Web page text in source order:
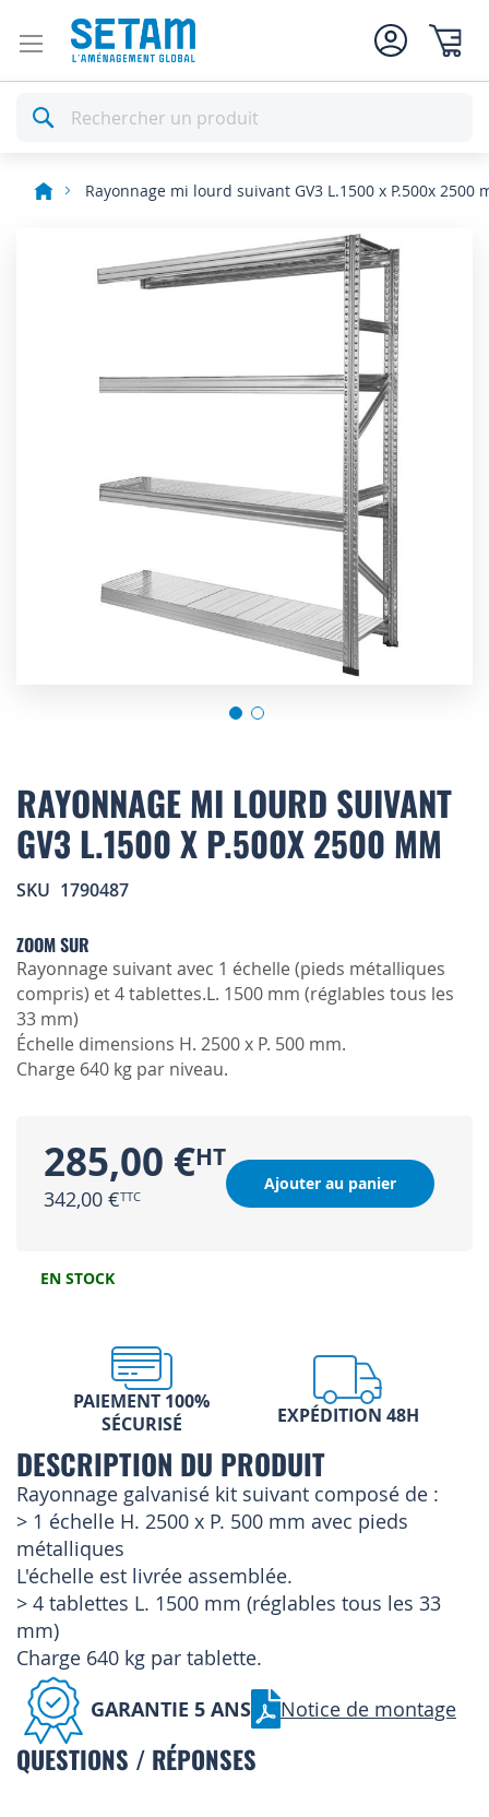
Rechercher
Rayonnage mi lourd suivant GV3 L.1500 x P.500x 2500
to
the
beginning
of
images
RAYONNAGE MI LOURD SUIVANT
GV3 L.1500 X P.500X 2500 MM
SKU 1790487
ZOOM SUR
Rayonnage suivant avec 1 échelle (pieds métalliques
compris) et 4 tablettes.L. 1500 mm (réglables tous les
33 mm)
Échelle dimensions H. 2500 x P. 500 mm.
Charge 640 kg par niveau.
285,00 €
342,00 €
Ajouter au panier
EN STOCK
PAIEMENT 100%
SÉCURISÉ
EXPÉDITION 48H
DESCRIPTION DU PRODUIT
Rayonnage galvanisé kit suivant composé de :
> 1 échelle H. 2500 x P. 500 mm avec pieds
métalliques
L'échelle est livrée assemblée.
> 4 tablettes L. 1500 mm (réglables tous les 33
mm)
Charge 640 kg par tablette.
GARANTIE 5 ANS Notice de montage
QUESTIONS / RÉPONSES